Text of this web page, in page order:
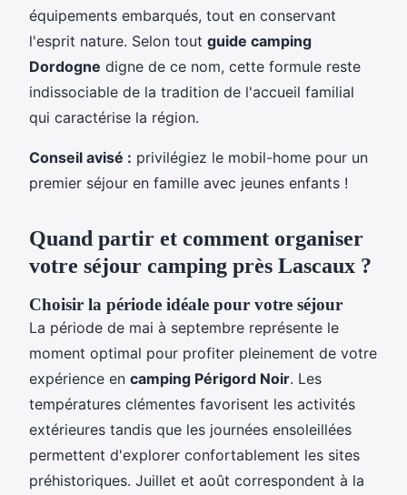
équipements embarqués, tout en conservant
l'esprit nature. Selon tout guide camping
Dordogne digne de ce nom, cette formule reste
indissociable de la tradition de l'accueil familial
qui caractérise la région.
Conseil avisé : privilégiez le mobil-home pour un
premier séjour en famille avec jeunes enfants !
Quand partir et comment organiser
votre séjour camping près Lascaux ?
Choisir la période idéale pour votre séjour
La période de mai à septembre représente le
moment optimal pour profiter pleinement de votre
expérience en camping Périgord Noir. Les
températures clémentes favorisent les activités
extérieures tandis que les journées ensoleillées
permettent d'explorer confortablement les sites
préhistoriques. Juillet et août correspondent à la